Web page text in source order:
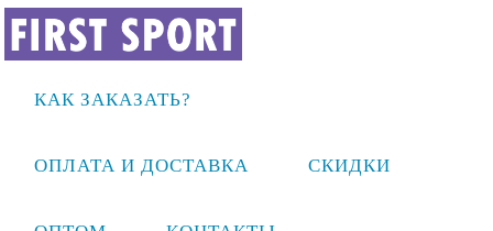
КАК ЗАКАЗАТЬ?
ОПЛАТА И ДОСТАВКА СКИДКИ